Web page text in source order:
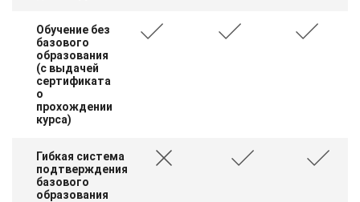
Обучение без
базового
образования
(с выдачей
сертификата
о
прохождении
курса)
Гибкая система
подтверждения
базового
образования